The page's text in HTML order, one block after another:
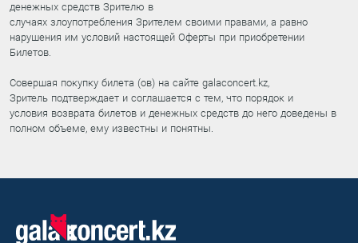
денежных средств Зрителю в
случаях злоупотребления Зрителем своими правами, а равно
нарушения им условий настоящей Оферты при приобретении
Билетов.
Совершая покупку билета (ов) на сайте galaconcert.kz,
Зритель подтверждает и соглашается с тем, что порядок и
условия возврата билетов и денежных средств до него доведены в
полном объеме, ему известны и понятны.